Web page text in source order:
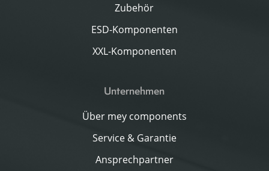
Zubehör
ESD-Komponenten
XXL-Komponenten
Unternehmen
Über mey components
Service & Garantie
Ansprechpartner